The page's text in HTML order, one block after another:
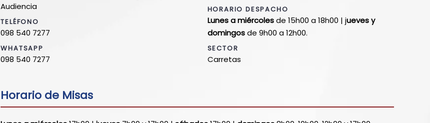
Audiencia
TELÉFONO
098 540 7277
WHATSAPP
098 540 7277
HORARIO DESPACHO
Lunes a miércolesde 15h00 a 18h00 | jueves y
domingosde 9h00 a 12h00.
SECTOR
Carretas
Horario de Misas